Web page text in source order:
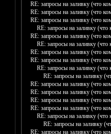
RE: запросы на заливку (что
RE: запросы на заливку (что
RE: запросы на заливку (что
RE: запросы на заливку
RE: запросы на заливку (что
RE: запросы на заливку
RE: запросы на заливку (что
RE: запросы на заливку (что
RE: запросы на заливку
RE: запросы на заливку
RE: запросы на заливку (что
RE: запросы на заливку (что
RE: запросы на заливку (что
RE: запросы на заливку (что
RE: запросы на заливку
RE: запросы на заливку
RE: запросы на заливку (что